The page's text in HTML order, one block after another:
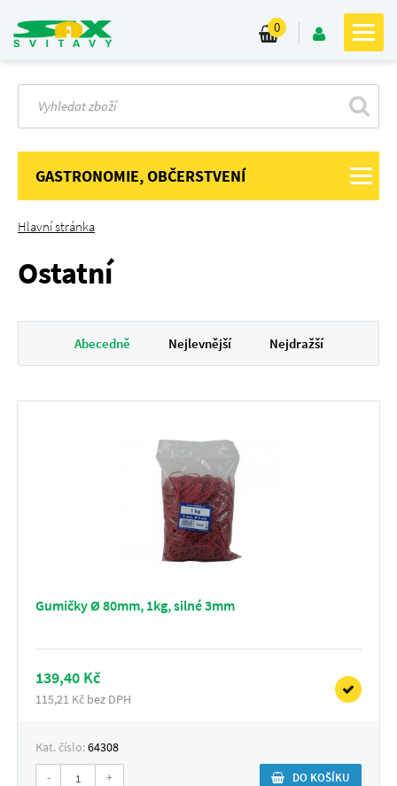
0
GASTRONOMIE, OBČERSTVENÍ
Hlavní stránka
Ostatní
Abecedně Nejlevnější Nejdražší
Gumičky Ø 80mm, 1kg, silné 3mm
139,40 Kč
115,21 Kč bez DPH
Kat. číslo:64308
- + DO KOŠÍKU